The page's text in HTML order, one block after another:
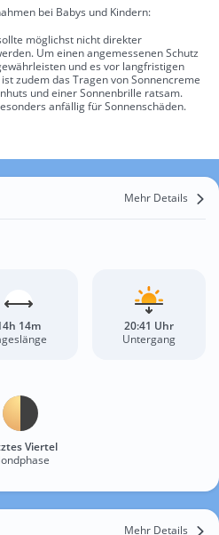
bei Babys und Kindern:
möglichst nicht direkter
Um einen angemessenen Schutz
und es vor langfristigen
zudem das Tragen von Sonnencreme
und einer Sonnenbrille ratsam.
anfällig für Sonnenschäden.
Mehr Details
14m
20:41 Uhr
Untergang
Viertel
Mehr Details